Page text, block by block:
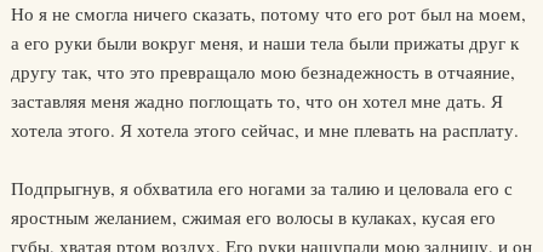
Но я не смогла ничего сказать, потому что его рот был на моем,
а его руки были вокруг меня, и наши тела были прижаты друг к
другу так, что это превращало мою безнадежность в отчаяние,
заставляя меня жадно поглощать то, что он хотел мне дать. Я
хотела этого. Я хотела этого сейчас, и мне плевать на расплату.
Подпрыгнув, я обхватила его ногами за талию и целовала его с
яростным желанием, сжимая его волосы в кулаках, кусая его
губы, хватая ртом воздух. Его руки нащупали мою задницу, и он